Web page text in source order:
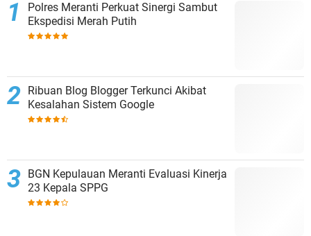
Polres Meranti Perkuat Sinergi Sambut
Ekspedisi Merah Putih
Ribuan Blog Blogger Terkunci Akibat
Kesalahan Sistem Google
BGN Kepulauan Meranti Evaluasi Kinerja
23 Kepala SPPG